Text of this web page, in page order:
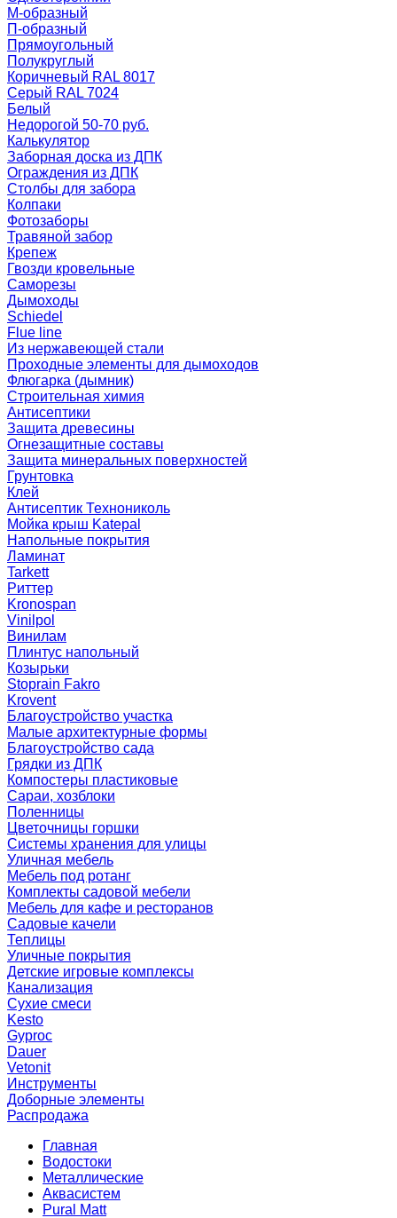
М-образный
П-образный
Прямоугольный
Полукруглый
Коричневый RAL 8017
Серый RAL 7024
Белый
Недорогой 50-70 руб.
Калькулятор
Заборная доска из ДПК
Ограждения из ДПК
Столбы для забора
Колпаки
Фотозаборы
Травяной забор
Крепеж
Гвозди кровельные
Саморезы
Дымоходы
Schiedel
Flue line
Из нержавеющей стали
Проходные элементы для дымоходов
Флюгарка (дымник)
Строительная химия
Антисептики
Защита древесины
Огнезащитные составы
Защита минеральных поверхностей
Грунтовка
Клей
Антисептик Технониколь
Мойка крыш Katepal
Напольные покрытия
Ламинат
Tarkett
Риттер
Kronospan
Vinilpol
Винилам
Плинтус напольный
Козырьки
Stoprain Fakro
Krovent
Благоустройство участка
Малые архитектурные формы
Благоустройство сада
Грядки из ДПК
Компостеры пластиковые
Сараи, хозблоки
Поленницы
Цветочницы горшки
Системы хранения для улицы
Уличная мебель
Мебель под ротанг
Комплекты садовой мебели
Мебель для кафе и ресторанов
Садовые качели
Теплицы
Уличные покрытия
Детские игровые комплексы
Канализация
Сухие смеси
Kesto
Gyproc
Dauer
Vetonit
Инструменты
Доборные элементы
Распродажа
Главная
Водостоки
Металлические
Аквасистем
Pural Matt